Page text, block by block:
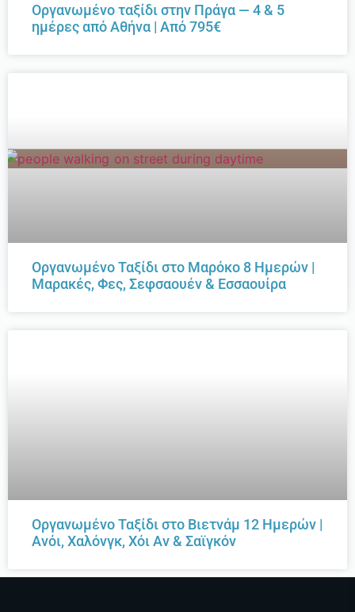
Οργανωμένο ταξίδι στην Πράγα — 4 & 5
ημέρες από Αθήνα | Από 795€
Οργανωμένο Ταξίδι στο Μαρόκο 8 Ημερών |
Μαρακές, Φες, Σεφσαουέν & Εσσαουίρα
Οργανωμένο Ταξίδι στο Βιετνάμ 12 Ημερών |
Ανόι, Χαλόνγκ, Χόι Αν & Σαϊγκόν